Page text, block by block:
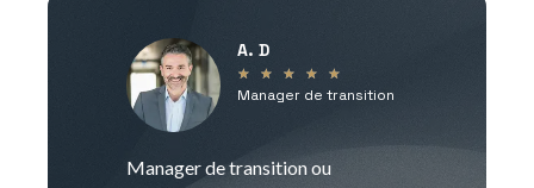
A. D
★ ★ ★ ★ ★
Manager de transition
Manager de transition ou